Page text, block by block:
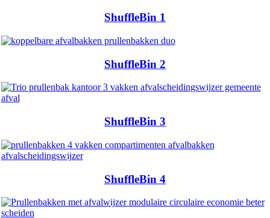
ShuffleBin 1
ShuffleBin 2
ShuffleBin 3
ShuffleBin 4